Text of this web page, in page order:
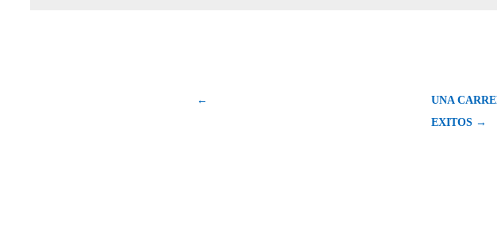
←
UNA
EXITOS →